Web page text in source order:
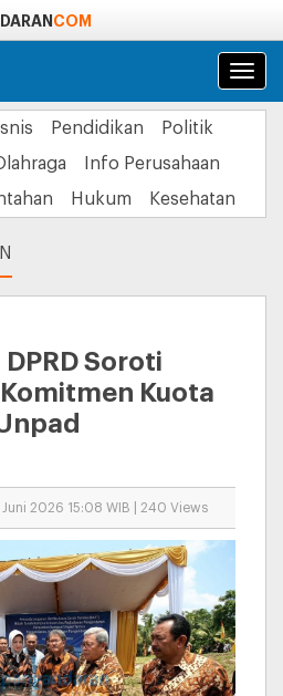
COM
Pendidikan
Politik
Info Perusahaan
Hukum Kesehatan
Soroti
Kuota
2026 15:08 WIB | 240 Views